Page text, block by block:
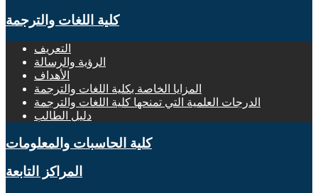
كلية اللغات والترجمة
التعريف
الرؤية والرسالة
الأهداف
المزايا الخاصة بكلية اللغات والترجمة
الدرجات العلمية التي تمنحها كلية اللغات والترجمة
دليل الطالب
كلية الحاسبات والمعلومات
المراكز التابعة